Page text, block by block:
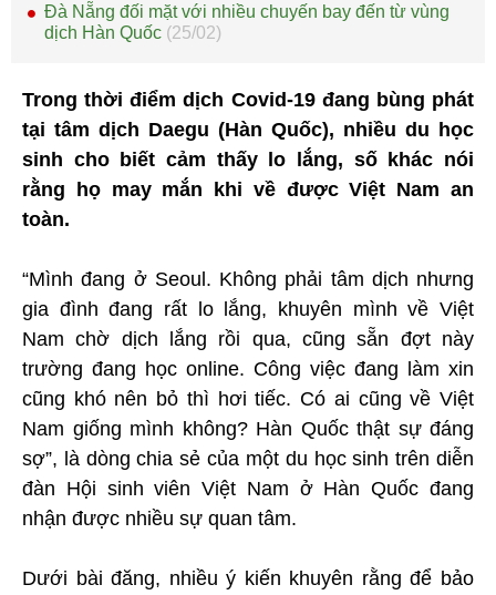
Đà Nẵng đối mặt với nhiều chuyến bay đến từ vùng
dịch Hàn Quốc (25/02)
Trong thời điểm dịch Covid-19 đang bùng phát
tại tâm dịch Daegu (Hàn Quốc), nhiều du học
sinh cho biết cảm thấy lo lắng, số khác nói
rằng họ may mắn khi về được Việt Nam an
toàn.
“Mình đang ở Seoul. Không phải tâm dịch nhưng
gia đình đang rất lo lắng, khuyên mình về Việt
Nam chờ dịch lắng rồi qua, cũng sẵn đợt này
trường đang học online. Công việc đang làm xin
cũng khó nên bỏ thì hơi tiếc. Có ai cũng về Việt
Nam giống mình không? Hàn Quốc thật sự đáng
sợ”, là dòng chia sẻ của một du học sinh trên diễn
đàn Hội sinh viên Việt Nam ở Hàn Quốc đang
nhận được nhiều sự quan tâm.
Dưới bài đăng, nhiều ý kiến khuyên rằng để bảo